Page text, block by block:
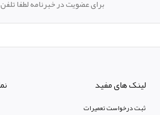
برای عضویت در خبرنامه لطفا
لینک های مفید
ثبت درخواست تعمیرات